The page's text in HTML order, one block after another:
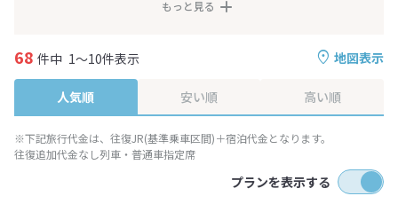
もっと見る
地図表示
68 件中 1～10件表示
人気順 安い順 高い順
※下記旅行代金は、往復JR(基準乗車区間)＋宿泊代金となります。
往復追加代金なし列車・普通車指定席
プランを表示する